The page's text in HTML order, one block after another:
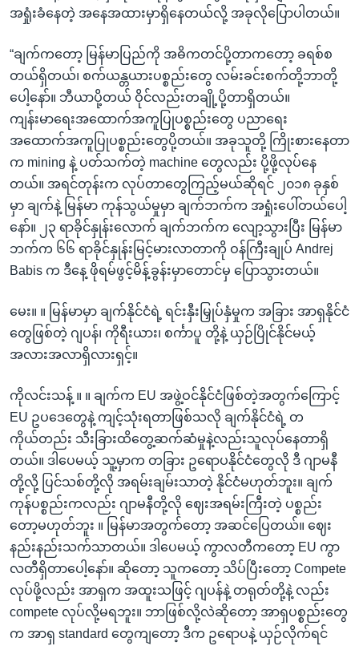
အရှုံးခံနေတဲ့ အနေအထားမှာရှိနေတယ်လို့ အခုလိုပြောပါတယ်။
“ချက်ကတော့ မြန်မာပြည်ကို အဓိကတင်ပို့တာကတော့ ခရစ်စ
တယ်ရှိတယ်၊ စက်ယန္တယားပစ္စည်းတွေ လမ်းခင်းစက်တို့ဘာတို့
ပေါ့နော်။ ဘီယာပို့တယ် ဝိုင်လည်းတချို့ပို့တာရှိတယ်။
ကျန်းမာရေးအထောက်အကူပြုပစ္စည်းတွေ ပညာရေး
အထောက်အကူပြုပစ္စည်းတွေပို့တယ်။ အခုသူတို့ ကြိုးစားနေတာ
က mining နဲ့ ပတ်သက်တဲ့ machine တွေလည်း ပို့ဖို့လုပ်နေ
တယ်။ အရင်တုန်းက လုပ်တာတွေကြည့်မယ်ဆိုရင် ၂၀၁၈ ခုနှစ်
မှာ ချက်နဲ့ မြန်မာ ကုန်သွယ်မှုမှာ ချက်ဘက်က အရှုံးပေါ်တယ်ပေါ့
နော်။ ၂၃ ရာခိုင်နှုန်းလောက် ချက်ဘက်က လျော့သွားပြီး မြန်မာ
ဘက်က ၆၆ ရာခိုင်နှုန်းမြင့်မားလာတာကို ဝန်ကြီးချုပ် Andrej
Babis က ဒီနေ့ ဖိုရမ်ဖွင့်မိန့်ခွန်းမှာတောင်မှ ပြောသွားတယ်။
မေး။ ။ မြန်မာမှာ ချက်နိုင်ငံရဲ့ ရင်းနှီးမြှုပ်နှံမှုက အခြား အာရှနိုင်ငံ
တွေဖြစ်တဲ့ ဂျပန်၊ ကိုရီးယား၊ စင်္ကာပူ တို့နဲ့ ယှဉ်ပြိုင်နိုင်မယ့်
အလားအလာရှိလားရှင့်။
ကိုလင်းသန့် ။ ။ ချက်က EU အဖွဲ့ဝင်နိုင်ငံဖြစ်တဲ့အတွက်ကြောင့်
EU ဥပဒေတွေနဲ့ ကျင့်သုံးရတာဖြစ်သလို ချက်နိုင်ငံရဲ့ တ
ကိုယ်တည်း သီးခြားထိတွေ့ဆက်ဆံမှုနဲ့လည်းသူလုပ်နေတာရှိ
တယ်။ ဒါပေမယ့် သူ့မှာက တခြား ဥရောပနိုင်ငံတွေလို ဒီ ဂျာမနီ
တို့လို့ ပြင်သစ်တို့လို အရမ်းချမ်းသာတဲ့ နိုင်ငံမဟုတ်ဘူး။ ချက်
ကုန်ပစ္စည်းကလည်း ဂျာမနီတို့လို ဈေးအရမ်းကြီးတဲ့ ပစ္စည်း
တော့မဟုတ်ဘူး ။ မြန်မာအတွက်တော့ အဆင်ပြေတယ်။ ဈေး
နည်းနည်းသက်သာတယ်။ ဒါပေမယ့် ကွာလတီကတော့ EU ကွာ
လတီရှိတာပေါ့နော်။ ဆိုတော့ သူကတော့ သိပ်ပြီးတော့ Compete
လုပ်ဖို့လည်း အာရှက အထူးသဖြင့် ဂျပန်နဲ့ တရုတ်တို့နဲ့ လည်း
compete လုပ်လို့မရဘူး။ ဘာဖြစ်လို့လဲဆိုတော့ အာရှပစ္စည်းတွေ
က အာရှ standard တွေကျတော့ ဒီက ဥရောပနဲ့ ယှဉ်လိုက်ရင်